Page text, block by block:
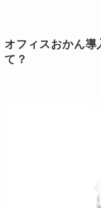
オフィスおかん導
て？